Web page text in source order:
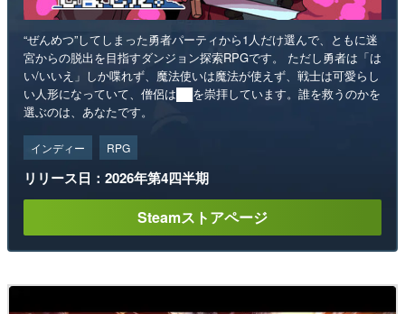
“ぜんめつ”してしまった勇者パーティから1人だけ選んで、ともに迷
宮からの脱出を目指すダンジョン探索RPGです。 ただし勇者は「は
い/いいえ」しか喋れず、魔法使いは魔法が使えず、戦士は可愛らし
い人形になっていて、僧侶は██を崇拝しています。誰を救うのかを
選ぶのは、あなたです。
インディー RPG
リリース日：2026年第4四半期
Steamストアページ